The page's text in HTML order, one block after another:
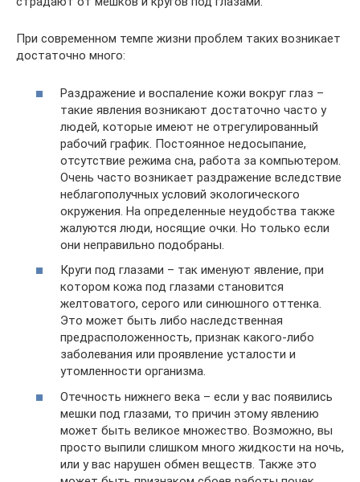
При современном темпе жизни проблем таких возникает
достаточно много:
Раздражение и воспаление кожи вокруг глаз –
такие явления возникают достаточно часто у
людей, которые имеют не отрегулированный
рабочий график. Постоянное недосыпание,
отсутствие режима сна, работа за компьютером.
Очень часто возникает раздражение вследствие
неблагополучных условий экологического
окружения. На определенные неудобства также
жалуются люди, носящие очки. Но только если
они неправильно подобраны.
Круги под глазами – так именуют явление, при
котором кожа под глазами становится
желтоватого, серого или синюшного оттенка.
Это может быть либо наследственная
предрасположенность, признак какого-либо
заболевания или проявление усталости и
утомленности организма.
Отечность нижнего века – если у вас появились
мешки под глазами, то причин этому явлению
может быть великое множество. Возможно, вы
просто выпили слишком много жидкости на ночь,
или у вас нарушен обмен веществ. Также это